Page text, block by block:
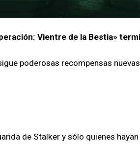
Vientre de la Bestia»
poderosas recompensas
de Stalker y sólo quienes hayan